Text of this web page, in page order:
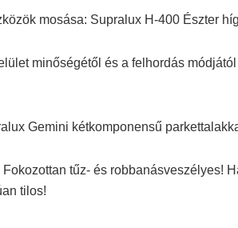
mosása: Supralux H-400 Észter
minőségétől és a felhordás
Gemini kétkomponensű
tűz- és robbanásveszélyes!
tilos!